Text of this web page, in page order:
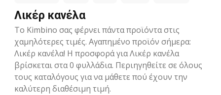
Λικέρ κανέλα
Το Kimbino σας φέρνει πάντα προϊόντα στις
χαμηλότερες τιμές. Αγαπημένο προϊόν σήμερα:
Λικέρ κανέλα! Η προσφορά για Λικέρ κανέλα
βρίσκεται στα 0 φυλλάδια. Περιηγηθείτε σε όλους
τους καταλόγους για να μάθετε πού έχουν την
καλύτερη διαθέσιμη τιμή.